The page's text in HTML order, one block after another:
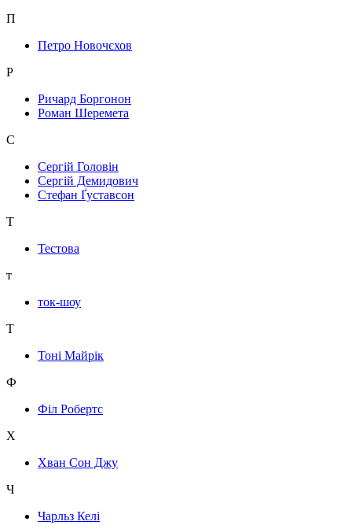
П
Петро Новочєхов
Р
Ричард Боргонон
Роман Шеремета
С
Сергій Головін
Сергій Демидович
Стефан Ґуставсон
Т
Тестова
т
ток-шоу
Т
Тоні Майрік
Ф
Філ Робертс
Х
Хван Сон Джу
Ч
Чарльз Келі